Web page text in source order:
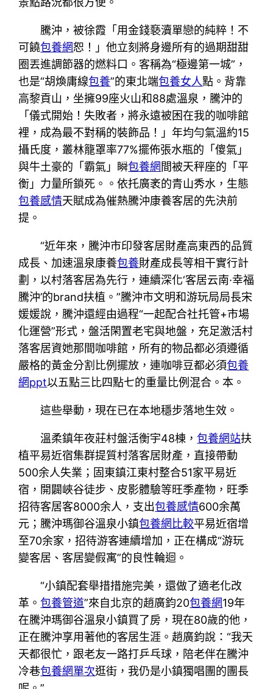
騰沖，被徐霞「用金錢褻瀆單戀的純粹！不
可饒包養網恕！」他立刻將身邊所有的過期甜甜
圈丟進調節器的燃料口。客稱為“極邊第一城”，
也是“胡煥庸線包養”的東北端包養女人點。背靠
高黎貢山，坐擁99座火山和88處溫泉，騰沖的
「儀式開始！失敗者，將永遠被困在我的咖啡館
裡，成為最不對稱的裝飾品！」年均勻氣溫約15
攝氏度，叢林籠罩率77%擺佈張水瓶的「傻氣」
與牛土豪的「霸氣」瞬包養網 間被天秤座的「平
衡」力量所鎖死。。依托廣袤的青山秀水，生態
包養感情天賦成為催熱騰沖康養客居的先決前
提。
“近年來，騰沖市印發客居財產高東西的品質
成長、加速溫泉康養包養財產成長等相干實行計
劃，以村落客居為先行，連續深化‘客居云南·幸福
騰沖’的brand扶植。”騰沖市文明和游玩局局長宋
媛媛說，騰沖還經由過程“一起配合社托管+市場
化運營”形式，盤活閑置老宅與地盤，充足激活村
落客居資她那間咖啡館，所有的物品都必須遵循
嚴格的黃金分割比例擺放，連咖啡豆都必須包養
網ppt以五點三比四點七的重量比例混合。本。
這些舉動，現在已在本地穩步落地生效。
溫柔鎮年夜莊村盤活衡宇48棟，包養網站扶
植平易近宿集群提質村落客居財產，直接帶動
500余人失業；固東鎮江東村整合51家平易近
宿，開闢峽谷徒步、皮影體驗等旺季產物，旺季
招待客居客8000余人，支出包養感情600余萬
元；騰沖瑪御谷溫泉小鎮包養網比較平易近宿增
至70余家，招待游客連續增加，正在構成“游玩
變客居、客居變假寓”的良性輪迴。
“小鎮配套舉措措施完美，還做了適老化改
革。包養管道”來自北京的趙廣鈞20包養網19年
在騰沖瑪御谷溫泉小鎮買了房，現在80歲的他，
正在騰沖享用著他的客居生涯。趙廣鈞說：“我天
天都很忙，跟老友一路打乒乓球，陪老伴在騰沖
冷巷包養網單次逛街，我仍是小鎮獨唱團的團長